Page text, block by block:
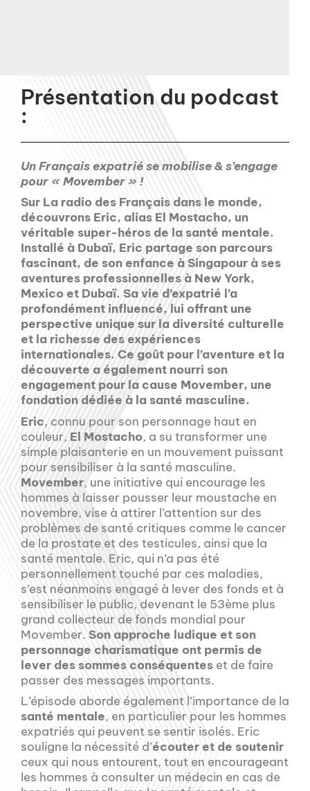
Présentation du podcast
:
Un Français expatrié se mobilise & s’engage
pour « Movember » !
Sur La radio des Français dans le monde,
découvrons Eric, alias El Mostacho, un
véritable super-héros de la santé mentale.
Installé à Dubaï, Eric partage son parcours
fascinant, de son enfance à Singapour à ses
aventures professionnelles à New York,
Mexico et Dubaï. Sa vie d’expatrié l’a
profondément influencé, lui offrant une
perspective unique sur la diversité culturelle
et la richesse des expériences
internationales. Ce goût pour l’aventure et la
découverte a également nourri son
engagement pour la cause Movember, une
fondation dédiée à la santé masculine.
Eric, connu pour son personnage haut en
couleur, El Mostacho, a su transformer une
simple plaisanterie en un mouvement puissant
pour sensibiliser à la santé masculine.
Movember, une initiative qui encourage les
hommes à laisser pousser leur moustache en
novembre, vise à attirer l’attention sur des
problèmes de santé critiques comme le cancer
de la prostate et des testicules, ainsi que la
santé mentale. Eric, qui n’a pas été
personnellement touché par ces maladies,
s’est néanmoins engagé à lever des fonds et à
sensibiliser le public, devenant le 53ème plus
grand collecteur de fonds mondial pour
Movember. Son approche ludique et son
personnage charismatique ont permis de
lever des sommes conséquentes et de faire
passer des messages importants.
L’épisode aborde également l’importance de la
santé mentale, en particulier pour les hommes
expatriés qui peuvent se sentir isolés. Eric
souligne la nécessité d’écouter et de soutenir
ceux qui nous entourent, tout en encourageant
les hommes à consulter un médecin en cas de